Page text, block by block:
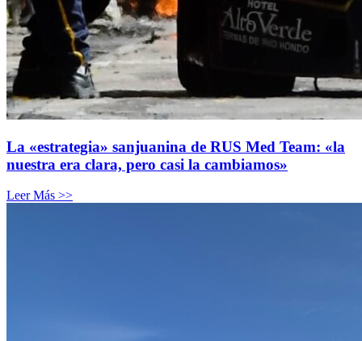
La «estrategia» sanjuanina de RUS Med Team: «la
nuestra era clara, pero casi la cambiamos»
Leer Más >>